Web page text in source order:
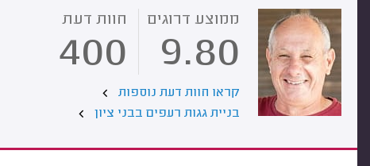
ממוצע דרוגים
9.80
חוות דעת
400
קראו חוות דעת נוספות
בניית גגות רעפים בבני ציון